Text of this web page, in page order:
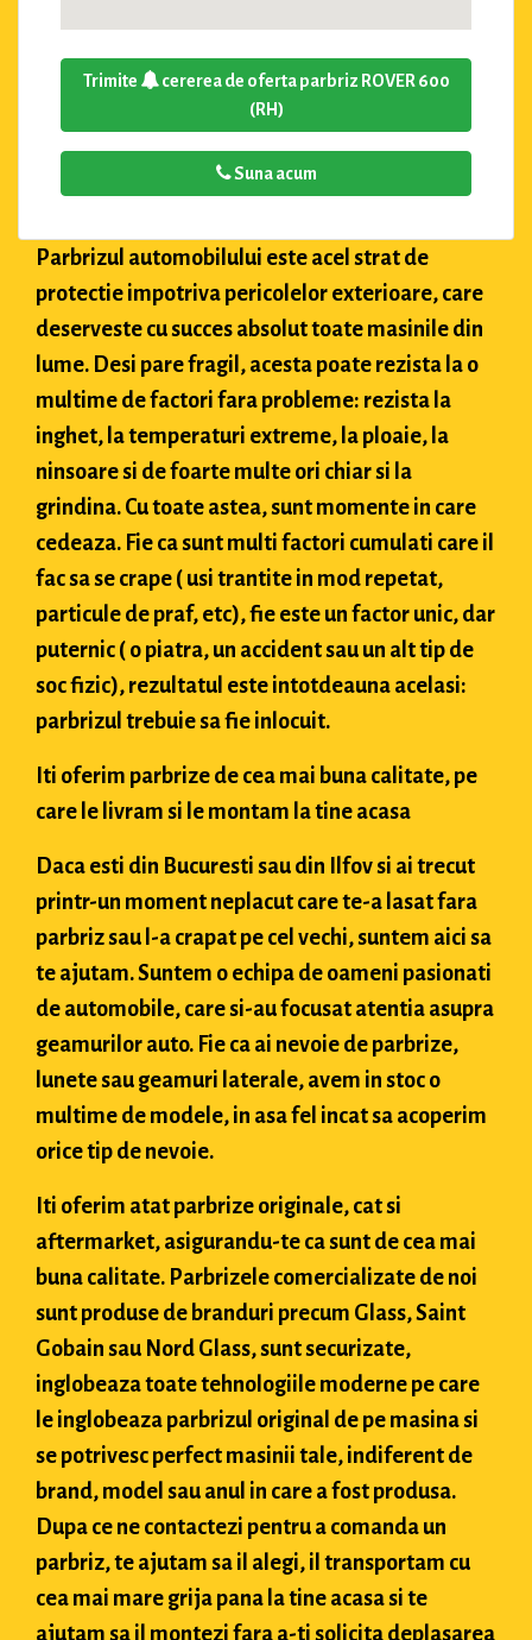
Trimite
cererea de oferta parbriz ROVER 600
(RH)
Suna acum
Parbrizul automobilului este acel strat de
protectie impotriva pericolelor exterioare, care
deserveste cu succes absolut toate masinile din
lume. Desi pare fragil, acesta poate rezista la o
multime de factori fara probleme: rezista la
inghet, la temperaturi extreme, la ploaie, la
ninsoare si de foarte multe ori chiar si la
grindina. Cu toate astea, sunt momente in care
cedeaza. Fie ca sunt multi factori cumulati care il
fac sa se crape ( usi trantite in mod repetat,
particule de praf, etc), fie este un factor unic, dar
puternic ( o piatra, un accident sau un alt tip de
soc fizic), rezultatul este intotdeauna acelasi:
parbrizul trebuie sa fie inlocuit.
Iti oferim parbrize de cea mai buna calitate, pe
care le livram si le montam la tine acasa
Daca esti din Bucuresti sau din Ilfov si ai trecut
printr-un moment neplacut care te-a lasat fara
parbriz sau l-a crapat pe cel vechi, suntem aici sa
te ajutam. Suntem o echipa de oameni pasionati
de automobile, care si-au focusat atentia asupra
geamurilor auto. Fie ca ai nevoie de parbrize,
lunete sau geamuri laterale, avem in stoc o
multime de modele, in asa fel incat sa acoperim
orice tip de nevoie.
Iti oferim atat parbrize originale, cat si
aftermarket, asigurandu-te ca sunt de cea mai
buna calitate. Parbrizele comercializate de noi
sunt produse de branduri precum Glass, Saint
Gobain sau Nord Glass, sunt securizate,
inglobeaza toate tehnologiile moderne pe care
le inglobeaza parbrizul original de pe masina si
se potrivesc perfect masinii tale, indiferent de
brand, model sau anul in care a fost produsa.
Dupa ce ne contactezi pentru a comanda un
parbriz, te ajutam sa il alegi, il transportam cu
cea mai mare grija pana la tine acasa si te
ajutam sa il montezi fara a-ti solicita deplasarea